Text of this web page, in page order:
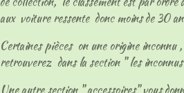
aux voiture ressente donc moins de 30
Certaines pièces on une origine inconnu
retrouverez dans la section " les